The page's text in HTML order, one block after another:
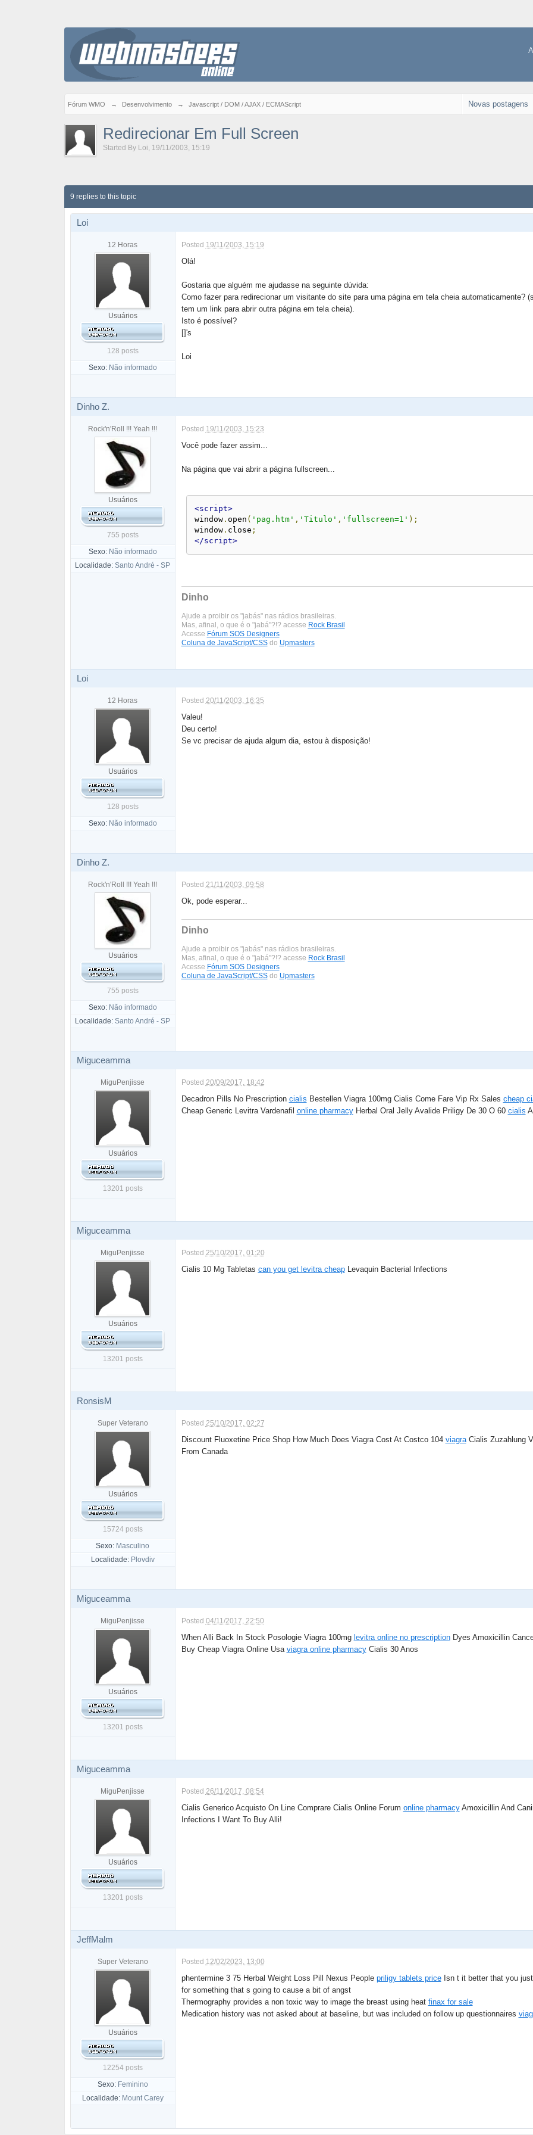
Fórum WMO → Desenvolvimento → Javascript / DOM / AJAX / ECMAScript Novas postagens
Redirecionar Em Full Screen
Started By Loi, 19/11/2003, 15:19
9 replies to this topic
Loi
12 Horas
Usuários
128 posts
Sexo: Não informado
Posted 19/11/2003, 15:19
Olá!
Gostaria que alguém me ajudasse na seguinte dúvida:
Como fazer para redirecionar um visitante do site para uma página em tela cheia automaticamente?
tem um link para abrir outra página em tela cheia).
Isto é possível?
[]'s
Loi
Dinho Z.
Rock'n'Roll !!! Yeah !!!
Usuários
755 posts
Sexo: Não informado
Localidade: Santo André - SP
Posted 19/11/2003, 15:23
Você pode fazer assim...
Na página que vai abrir a página fullscreen...
<script>
window .open ( 'pag.htm' , 'Titulo' , 'fullscreen=1' );
window . close ;
</script>
Dinho
Ajude a proibir os "jabás" nas rádios brasileiras.
Mas, afinal, o que é o "jabá"?!? acesse Rock Brasil
Acesse Fórum SOS Designers
Coluna de JavaScript/CSSdo Upmasters
Loi
12 Horas
Usuários
128 posts
Sexo: Não informado
Posted 20/11/2003, 16:35
Valeu!
Deu certo!
Se vc precisar de ajuda algum dia, estou à disposição!
Dinho Z.
Rock'n'Roll !!! Yeah !!!
Usuários
755 posts
Sexo: Não informado
Localidade: Santo André - SP
Posted 21/11/2003, 09:58
Ok, pode esperar...
Dinho
Ajude a proibir os "jabás" nas rádios brasileiras.
Mas, afinal, o que é o "jabá"?!? acesse Rock Brasil
Acesse Fórum SOS Designers
Coluna de JavaScript/CSSdo Upmasters
Miguceamma
MiguPenjisse
Usuários
13201 posts
Posted 20/09/2017, 18:42
Decadron Pills No Prescription cialis Bestellen Viagra 100mg Cialis Come Fare Vip Rx Sales cheap
Cheap Generic Levitra Vardenafil online pharmacyHerbal Oral Jelly Avalide Priligy De 30 O 60 cialis
Miguceamma
MiguPenjisse
Usuários
13201 posts
Posted 25/10/2017, 01:20
Cialis 10 Mg Tabletas can you get levitra cheapLevaquin Bacterial Infections
RonsisM
Super Veterano
Usuários
15724 posts
Sexo: Masculino
Localidade: Plovdiv
Posted 25/10/2017, 02:27
Discount Fluoxetine Price Shop How Much Does Viagra Cost At Costco 104 viagraCialis Zuzahlung
From Canada
Miguceamma
MiguPenjisse
Usuários
13201 posts
Posted 04/11/2017, 22:50
When Alli Back In Stock Posologie Viagra 100mg levitra online no prescriptionDyes Amoxicillin
Buy Cheap Viagra Online Usa viagra online pharmacyCialis 30 Anos
Miguceamma
MiguPenjisse
Usuários
13201 posts
Posted 26/11/2017, 08:54
Cialis Generico Acquisto On Line Comprare Cialis Online Forum online pharmacyAmoxicillin And
Infections I Want To Buy Alli!
JeffMalm
Super Veterano
Usuários
12254 posts
Sexo: Feminino
Localidade: Mount Carey
Posted 12/02/2023, 13:00
phentermine 3 75 Herbal Weight Loss Pill Nexus People priligy tablets priceIsn t it better that you
for something that s going to cause a bit of angst
Thermography provides a non toxic way to image the breast using heat finax for sale
Medication history was not asked about at baseline, but was included on follow up questionnaires